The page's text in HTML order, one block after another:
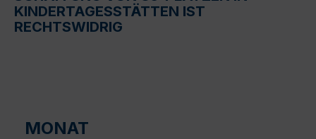
KINDERTAGESSTÄTTEN IST
RECHTSWIDRIG
MONAT